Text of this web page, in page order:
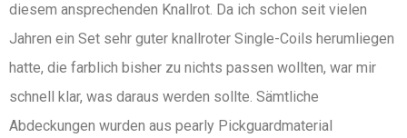
diesem ansprechenden Knallrot. Da ich schon seit vielen
Jahren ein Set sehr guter knallroter Single-Coils herumliegen
hatte, die farblich bisher zu nichts passen wollten, war mir
schnell klar, was daraus werden sollte. Sämtliche
Abdeckungen wurden aus pearly Pickguardmaterial